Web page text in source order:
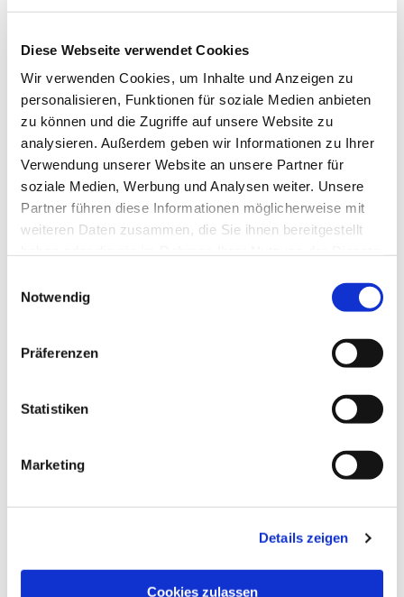
Diese Webseite verwendet Cookies
Wir verwenden Cookies, um Inhalte und Anzeigen zu
personalisieren, Funktionen für soziale Medien anbieten
zu können und die Zugriffe auf unsere Website zu
analysieren. Außerdem geben wir Informationen zu Ihrer
Verwendung unserer Website an unsere Partner für
soziale Medien, Werbung und Analysen weiter. Unsere
Partner führen diese Informationen möglicherweise mit
weiteren Daten zusammen, die Sie ihnen bereitgestellt
Notwendig
Präferenzen
Statistiken
Marketing
Details zeigen
Cookies zulassen